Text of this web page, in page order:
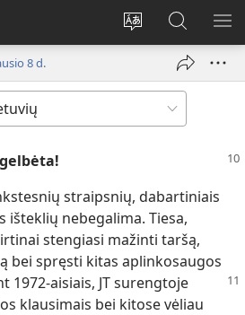
Pakeisti
svetainės
Prisijungti
(atsiveria Paieška
svetainėje
JW.ORG
8 d.
straipsnių, dabartiniais
išteklių nebegalima. Tiesa,
stengiasi mažinti taršą,
bei spręsti kitas aplinkosaugos
1972-aisiais, JT surengtoje
klausimais bei kitose vėliau